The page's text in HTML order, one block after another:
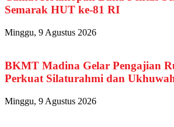
Semarak HUT ke-81 RI
Minggu, 9 Agustus 2026
BKMT Madina Gelar Pengajian
Perkuat Silaturahmi dan
Minggu, 9 Agustus 2026